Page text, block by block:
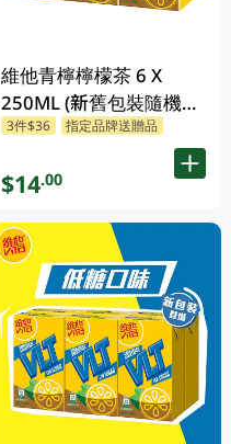
維他青檸檸檬茶 6 X
250ML (新舊包裝隨機發
貨)
3件$36 指定品牌送贈品
$14.00